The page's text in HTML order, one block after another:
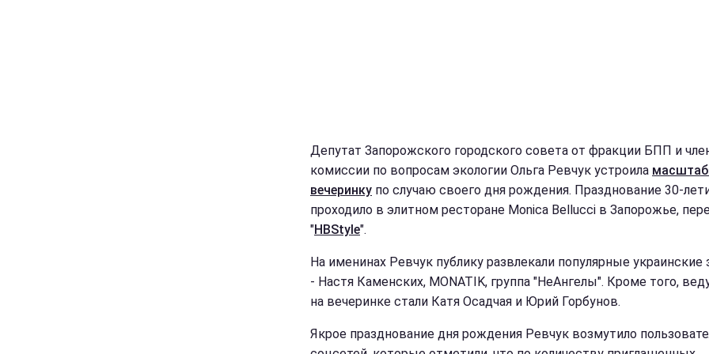
Депутат Запорожского городского совета от фракции БПП и
комиссии по вопросам экологии Ольга Ревчук устроила
вечеринку по случаю своего дня рождения. Празднование 30-
проходило в элитном ресторане Monica Bellucci в Запорожье,
"НВStyle".
На именинах Ревчук публику развлекали популярные украинские
- Настя Каменских, MONATIK, группа "НеАнгелы". Кроме того,
на вечеринке стали Катя Осадчая и Юрий Горбунов.
Якрое празднование дня рождения Ревчук возмутило